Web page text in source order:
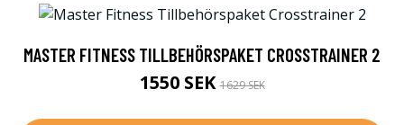
MASTER FITNESS TILLBEHÖRSPAKET CROSSTRAINER 2
1550 SEK1629 SEK